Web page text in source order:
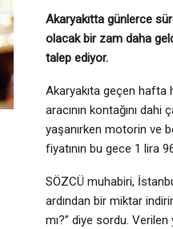
Akaryakıtta günlerce
olacak bir zam daha
talep ediyor.
Akaryakıta geçen hafta
aracının kontağını dahi
yaşanırken motorin ve
fiyatının bu gece 1 lira
SÖZCÜ muhabiri,
ardından bir miktar
mı?” diye sordu.